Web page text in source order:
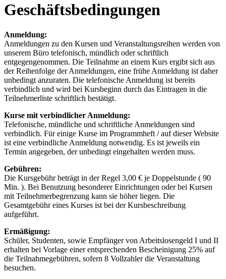
Geschäftsbedingungen
Anmeldung:
Anmeldungen zu den Kursen und Veranstaltungsreihen werden von
unserem Büro telefonisch, mündlich oder schriftlich
entgegengenommen. Die Teilnahme an einem Kurs ergibt sich aus
der Reihenfolge der Anmeldungen, eine frühe Anmeldung ist daher
unbedingt anzuraten. Die telefonische Anmeldung ist bereits
verbindlich und wird bei Kursbeginn durch das Eintragen in die
Teilnehmerliste schriftlich bestätigt.
Kurse mit verbindlicher Anmeldung:
Telefonische, mündliche und schriftliche Anmeldungen sind
verbindlich. Für einige Kurse im Programmheft / auf dieser Website
ist eine verbindliche Anmeldung notwendig. Es ist jeweils ein
Termin angegeben, der unbedingt eingehalten werden muss.
Gebühren:
Die Kursgebühr beträgt in der Regel 3,00 € je Doppelstunde ( 90
Min. ). Bei Benutzung besonderer Einrichtungen oder bei Kursen
mit Teilnehmerbegrenzung kann sie höher liegen. Die
Gesamtgebühr eines Kurses ist bei der Kursbeschreibung
aufgeführt.
Ermäßigung:
Schüler, Studenten, sowie Empfänger von Arbeitslosengeld I und II
erhalten bei Vorlage einer entsprechenden Bescheinigung 25% auf
die Teilnahmegebühren, sofern 8 Vollzahler die Veranstaltung
besuchen.